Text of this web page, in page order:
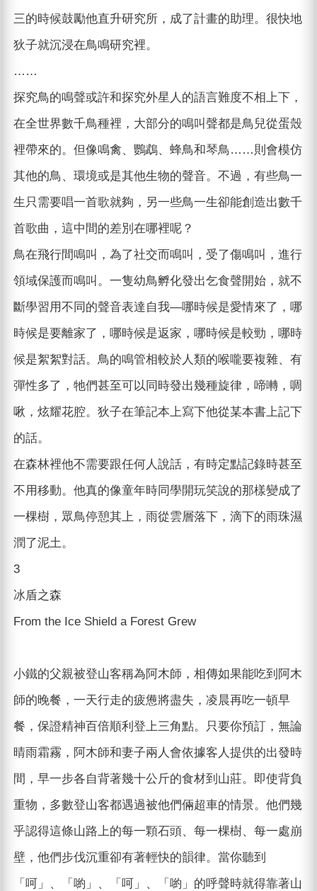
三的時候鼓勵他直升研究所，成了計畫的助理。很快地
狄子就沉浸在鳥鳴研究裡。
……
探究鳥的鳴聲或許和探究外星人的語言難度不相上下，
在全世界數千鳥種裡，大部分的鳴叫聲都是鳥兒從蛋殼
裡帶來的。但像鳴禽、鸚鵡、蜂鳥和琴鳥……則會模仿
其他的鳥、環境或是其他生物的聲音。不過，有些鳥一
生只需要唱一首歌就夠，另一些鳥一生卻能創造出數千
首歌曲，這中間的差別在哪裡呢？
鳥在飛行間鳴叫，為了社交而鳴叫，受了傷鳴叫，進行
領域保護而鳴叫。一隻幼鳥孵化發出乞食聲開始，就不
斷學習用不同的聲音表達自我—哪時候是愛情來了，哪
時候是要離家了，哪時候是返家，哪時候是較勁，哪時
候是絮絮對話。鳥的鳴管相較於人類的喉嚨要複雜、有
彈性多了，牠們甚至可以同時發出幾種旋律，啼囀，啁
啾，炫耀花腔。狄子在筆記本上寫下他從某本書上記下
的話。
在森林裡他不需要跟任何人說話，有時定點記錄時甚至
不用移動。他真的像童年時同學開玩笑說的那樣變成了
一棵樹，眾鳥停憩其上，雨從雲層落下，滴下的雨珠濕
潤了泥土。
3
冰盾之森
From the Ice Shield a Forest Grew
小鐵的父親被登山客稱為阿木師，相傳如果能吃到阿木
師的晚餐，一天行走的疲憊將盡失，凌晨再吃一頓早
餐，保證精神百倍順利登上三角點。只要你預訂，無論
晴雨霜霧，阿木師和妻子兩人會依據客人提供的出發時
間，早一步各自背著幾十公斤的食材到山莊。即使背負
重物，多數登山客都遇過被他們倆超車的情景。他們幾
乎認得這條山路上的每一顆石頭、每一棵樹、每一處崩
壁，他們步伐沉重卻有著輕快的韻律。當你聽到
「呵」、「喲」、「呵」、「喲」的呼聲時就得靠著山